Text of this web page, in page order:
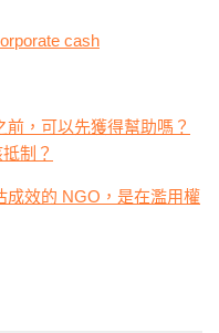
cash
，可以先獲得幫助嗎？
制？
成效的 NGO，是在濫用權